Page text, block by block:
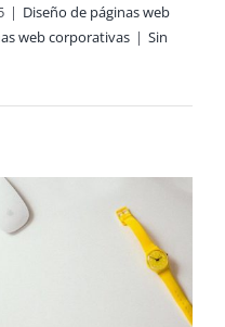
| Diseño de páginas web
web corporativas | Sin